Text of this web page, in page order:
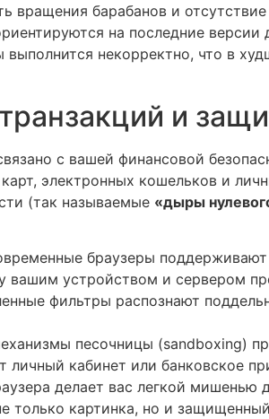
вращения барабанов и
на последние
выполнится некорректно, что в
и
с вашей финансовой
электронных кошельков и
(так называемые «дыры
браузеры
вашим устройством и сервером
фильтры распознают
песочницы (sandboxing)
личный кабинет или банковское
делает вас легкой
только картинка, но и